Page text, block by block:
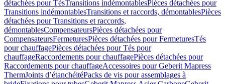
détachées pour TésTransitions indémontablesPièces détachées pour
Transitions indémontablesTransitions et raccords, démontablesPièces
détachées pour Transitions et raccords,
démontablesCompensateursPièces détachées pour
CompensateursFermeturesPièces détachées pour FermeturesTés
pour chauffagePièces détachées pour Tés pour
chauffageRaccordements pour chauffagePièces détachées pour
Raccordements pour chauffageAccessoires pour Geberit Mapress
ThermJoints d’étanchéitéPacks de vis pour assemblages à